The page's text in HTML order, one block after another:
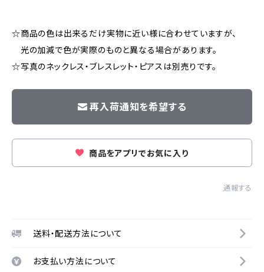
☆商品の色は出来るだけ実物に近い様に合わせていますが、
光の加減で色が実際のものと異なる場合があります。
☆写真のネックレス・ブレスレット・ピアスは別売りです。
再入荷通知を希望する
商品をアプリでお気に入り
通報する
送料・配送方法について
お支払い方法について